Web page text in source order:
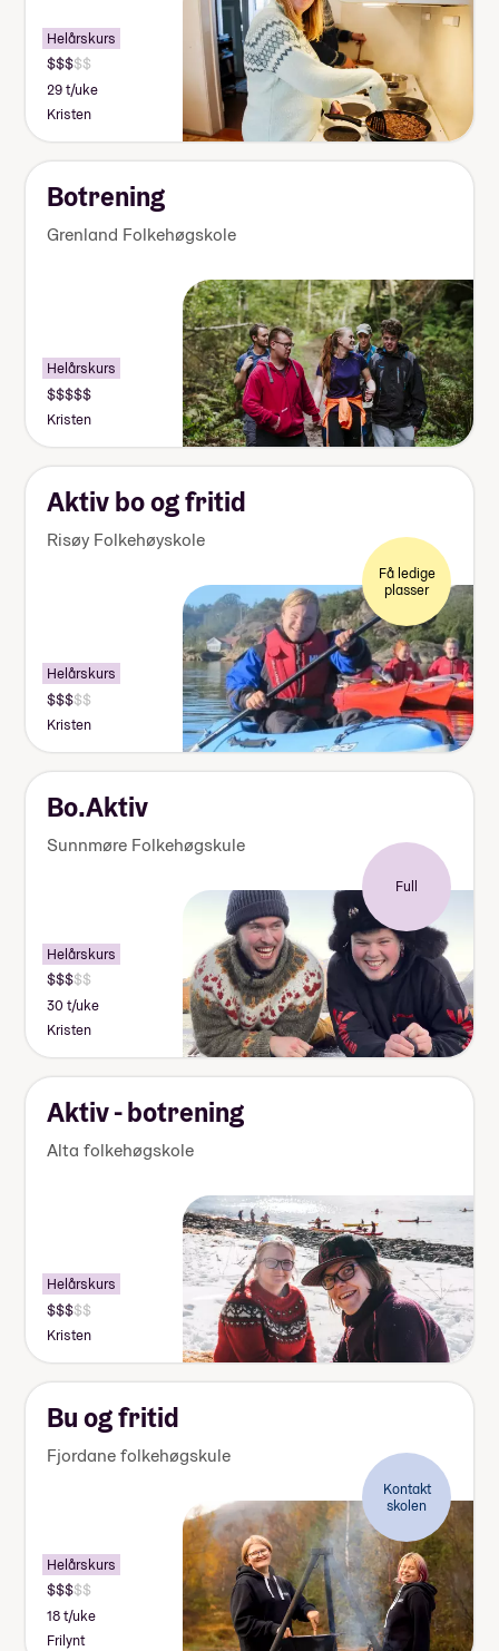
Helårskurs
29 t/uke
Kristen
Botrening
Grenland Folkehøgskole
Helårskurs
Kristen
Aktiv bo og fritid
Risøy Folkehøyskole
Få ledige
plasser
Helårskurs
Kristen
Bo.Aktiv
Sunnmøre Folkehøgskule
Full
Helårskurs
30 t/uke
Kristen
Aktiv - botrening
Alta folkehøgskole
Helårskurs
Kristen
Bu og fritid
Fjordane folkehøgskule
Kontakt
skolen
Helårskurs
18 t/uke
Frilynt